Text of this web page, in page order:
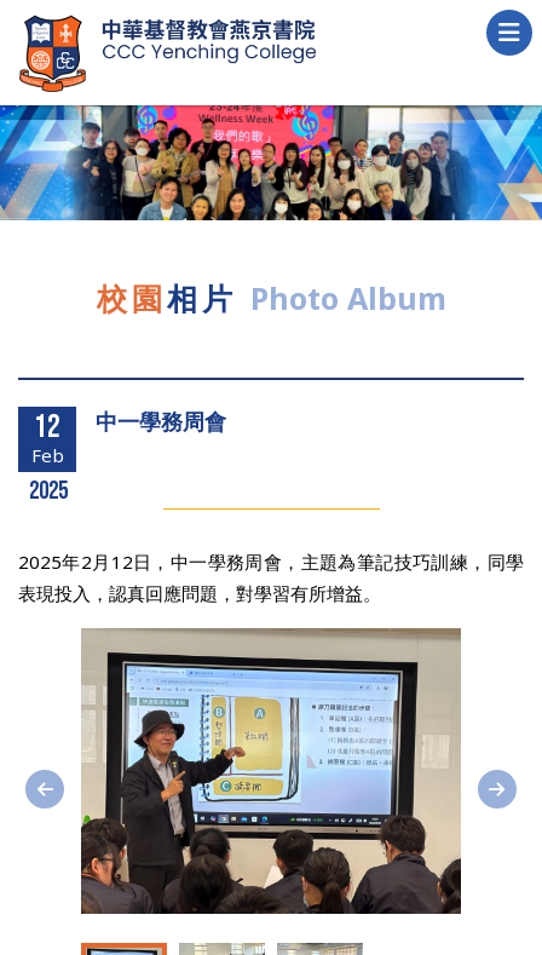
校園相片 Photo Album
12
Feb
2025
中一學務周會
2025年2月12日，中一學務周會，主題為筆記技巧訓練，同學
表現投入，認真回應問題，對學習有所增益。